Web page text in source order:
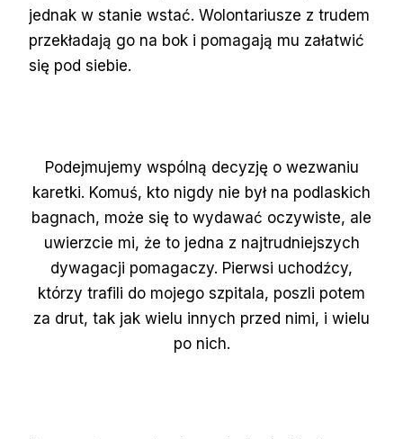
jednak w stanie wstać. Wolontariusze z trudem
przekładają go na bok i pomagają mu załatwić
się pod siebie.
Podejmujemy wspólną decyzję o wezwaniu
karetki. Komuś, kto nigdy nie był na podlaskich
bagnach, może się to wydawać oczywiste, ale
uwierzcie mi, że to jedna z najtrudniejszych
dywagacji pomagaczy. Pierwsi uchodźcy,
którzy trafili do mojego szpitala, poszli potem
za drut, tak jak wielu innych przed nimi, i wielu
po nich.